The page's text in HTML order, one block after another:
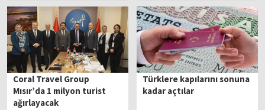
Coral Travel Group
Mısır’da 1 milyon turist
ağırlayacak
Türklere kapılarını sonuna
kadar açtılar